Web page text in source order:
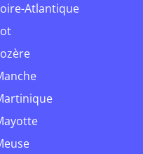
Loire-Atlantique
Lot
Lozère
Manche
Martinique
Mayotte
Meuse